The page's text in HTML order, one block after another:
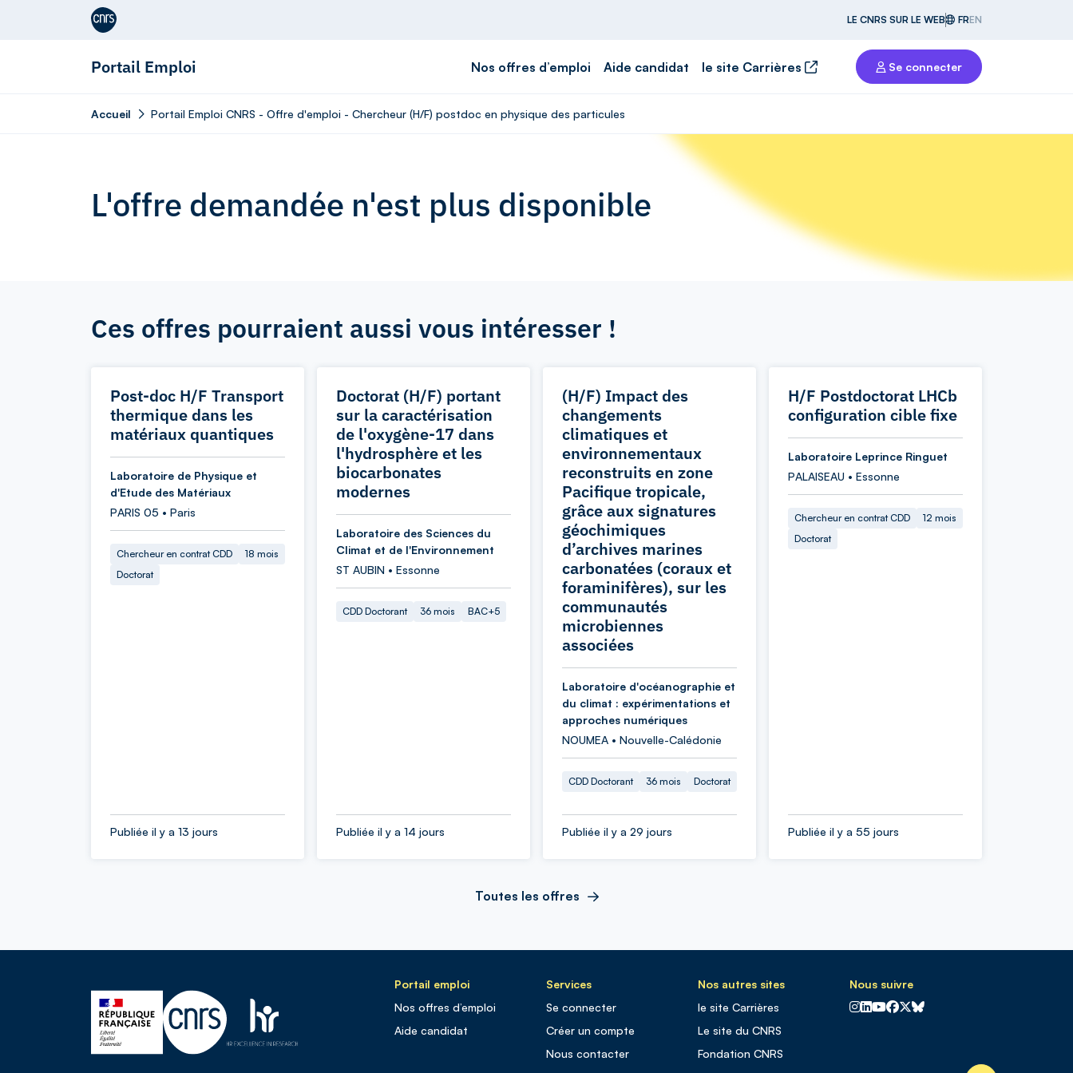
Aller au contenu
LE CNRS SUR LE WEB FREN
Portail Emploi Nos offres d’emploi Aide candidat le site Carrières Se connecter
Accueil Portail Emploi CNRS - Offre d'emploi - Chercheur (H/F) postdoc en physique des particules
L'offre demandée n'est plus disponible
Ces offres pourraient aussi vous intéresser !
Post-doc H/F Transport
thermique dans les
matériaux quantiques
Laboratoire de Physique et
d'Etude des Matériaux
PARIS 05 • Paris
Chercheur en contrat CDD
18 mois
Doctorat
Publiée il y a 13 jours
Doctorat (H/F) portant
sur la caractérisation
de l'oxygène-17 dans
l'hydrosphère et les
biocarbonates
modernes
Laboratoire des Sciences du
Climat et de l'Environnement
ST AUBIN • Essonne
CDD Doctorant 36 mois BAC+5
Publiée il y a 14 jours
(H/F) Impact des
changements
climatiques et
environnementaux
reconstruits en zone
Pacifique tropicale,
grâce aux signatures
géochimiques
d’archives marines
carbonatées (coraux et
foraminifères), sur les
communautés
microbiennes
associées
Laboratoire d'océanographie et
du climat : expérimentations et
approches numériques
NOUMEA • Nouvelle-Calédonie
CDD Doctorant 36 mois Doctorat
Publiée il y a 29 jours
H/F Postdoctorat LHCb
configuration cible fixe
Laboratoire Leprince Ringuet
PALAISEAU • Essonne
Chercheur en contrat CDD
12 mois
Doctorat
Publiée il y a 55 jours
Toutes les offres
Portail emploi
Nos offres d’emploi
Aide candidat
Services
Se connecter
Créer un compte
Nous contacter
Nos autres sites
le site Carrières
Le site du CNRS
Fondation CNRS
Nous suivre
CNRS sur Instagram
CNRS sur Linkedin
CNRS sur Youtube
CNRS sur Facebook
CNRS sur X
CNRS sur Blus sky